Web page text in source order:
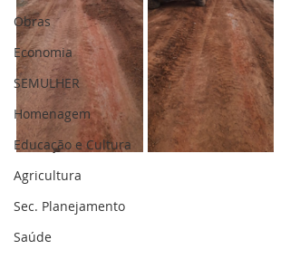
Obras
Economia
SEMULHER
Homenagem
Educação e Cultura
Agricultura
Sec. Planejamento
Saúde